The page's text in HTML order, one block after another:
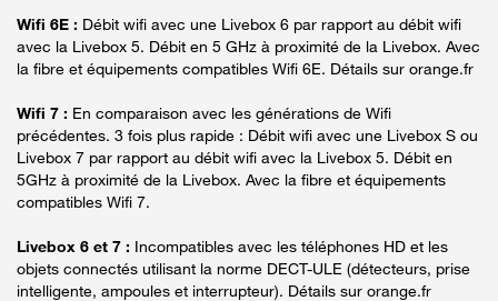
Wifi 6E : Débit wifi avec une Livebox 6 par rapport au débit wifi
avec la Livebox 5. Débit en 5 GHz à proximité de la Livebox. Avec
la fibre et équipements compatibles Wifi 6E. Détails sur orange.fr
Wifi 7 : En comparaison avec les générations de Wifi
précédentes. 3 fois plus rapide : Débit wifi avec une Livebox S ou
Livebox 7 par rapport au débit wifi avec la Livebox 5. Débit en
5GHz à proximité de la Livebox. Avec la fibre et équipements
compatibles Wifi 7.
Livebox 6 et 7 : Incompatibles avec les téléphones HD et les
objets connectés utilisant la norme DECT-ULE (détecteurs, prise
intelligente, ampoules et interrupteur). Détails sur orange.fr